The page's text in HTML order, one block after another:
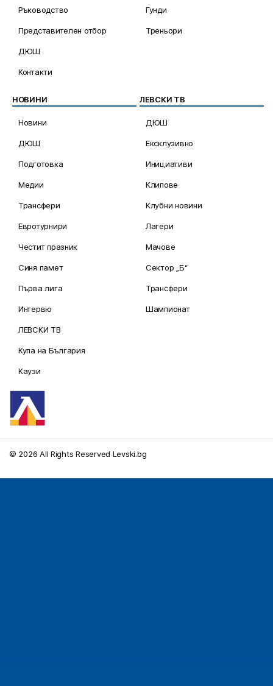
Ръководство
Представителен отбор
ДЮШ
Контакти
Гунди
Треньори
НОВИНИ
Новини
ДЮШ
Подготовка
Медии
Трансфери
Евротурнири
Честит празник
Синя памет
Първа лига
Интервю
ЛЕВСКИ ТВ
Купа на България
Каузи
ЛЕВСКИ ТВ
ДЮШ
Ексклузивно
Инициативи
Клипове
Клубни новини
Лагери
Мачове
Сектор „Б“
Трансфери
Шампионат
© 2026 All Rights Reserved Levski.bg